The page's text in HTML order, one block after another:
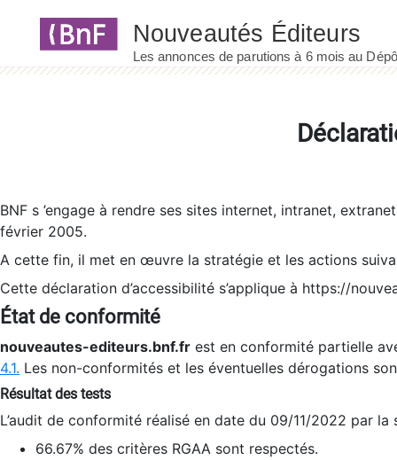
BNF s ’engage à rendre ses sites internet, intranet,
février 2005.
A cette fin, il met en œuvre la stratégie et les actions
Cette déclaration d’accessibilité s’applique à https://
État de conformité
nouveautes-editeurs.bnf.fr est en conformité partielle
4.1. Les non-conformités et les éventuelles dérogations
Résultat des tests
L’audit de conformité réalisé en date du 09/11/2022 par
66.67% des critères RGAA sont respectés.